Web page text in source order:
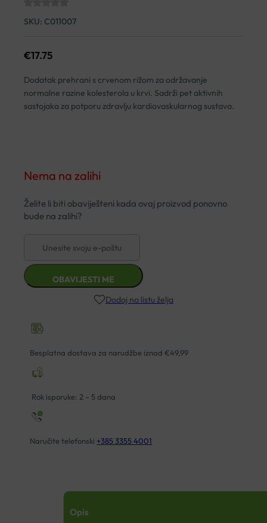
SKU: C011007
€17.75
Dodatak prehrani s crvenom rižom za održavanje
normalne razine kolesterola u krvi. Sadrži pet aktivnih
sastojaka za potporu zdravlju kardiovaskularnog sustava.
Nema na zalihi
Dodaj na listu želja
Besplatna dostava za narudžbe iznad €49,99
Rok isporuke: 2 – 5 dana
Naručite telefonski +385 3355 4001
Opis